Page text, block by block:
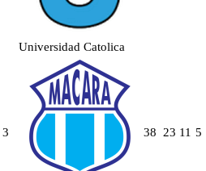
Universidad Catolica
3 38 23 11 5